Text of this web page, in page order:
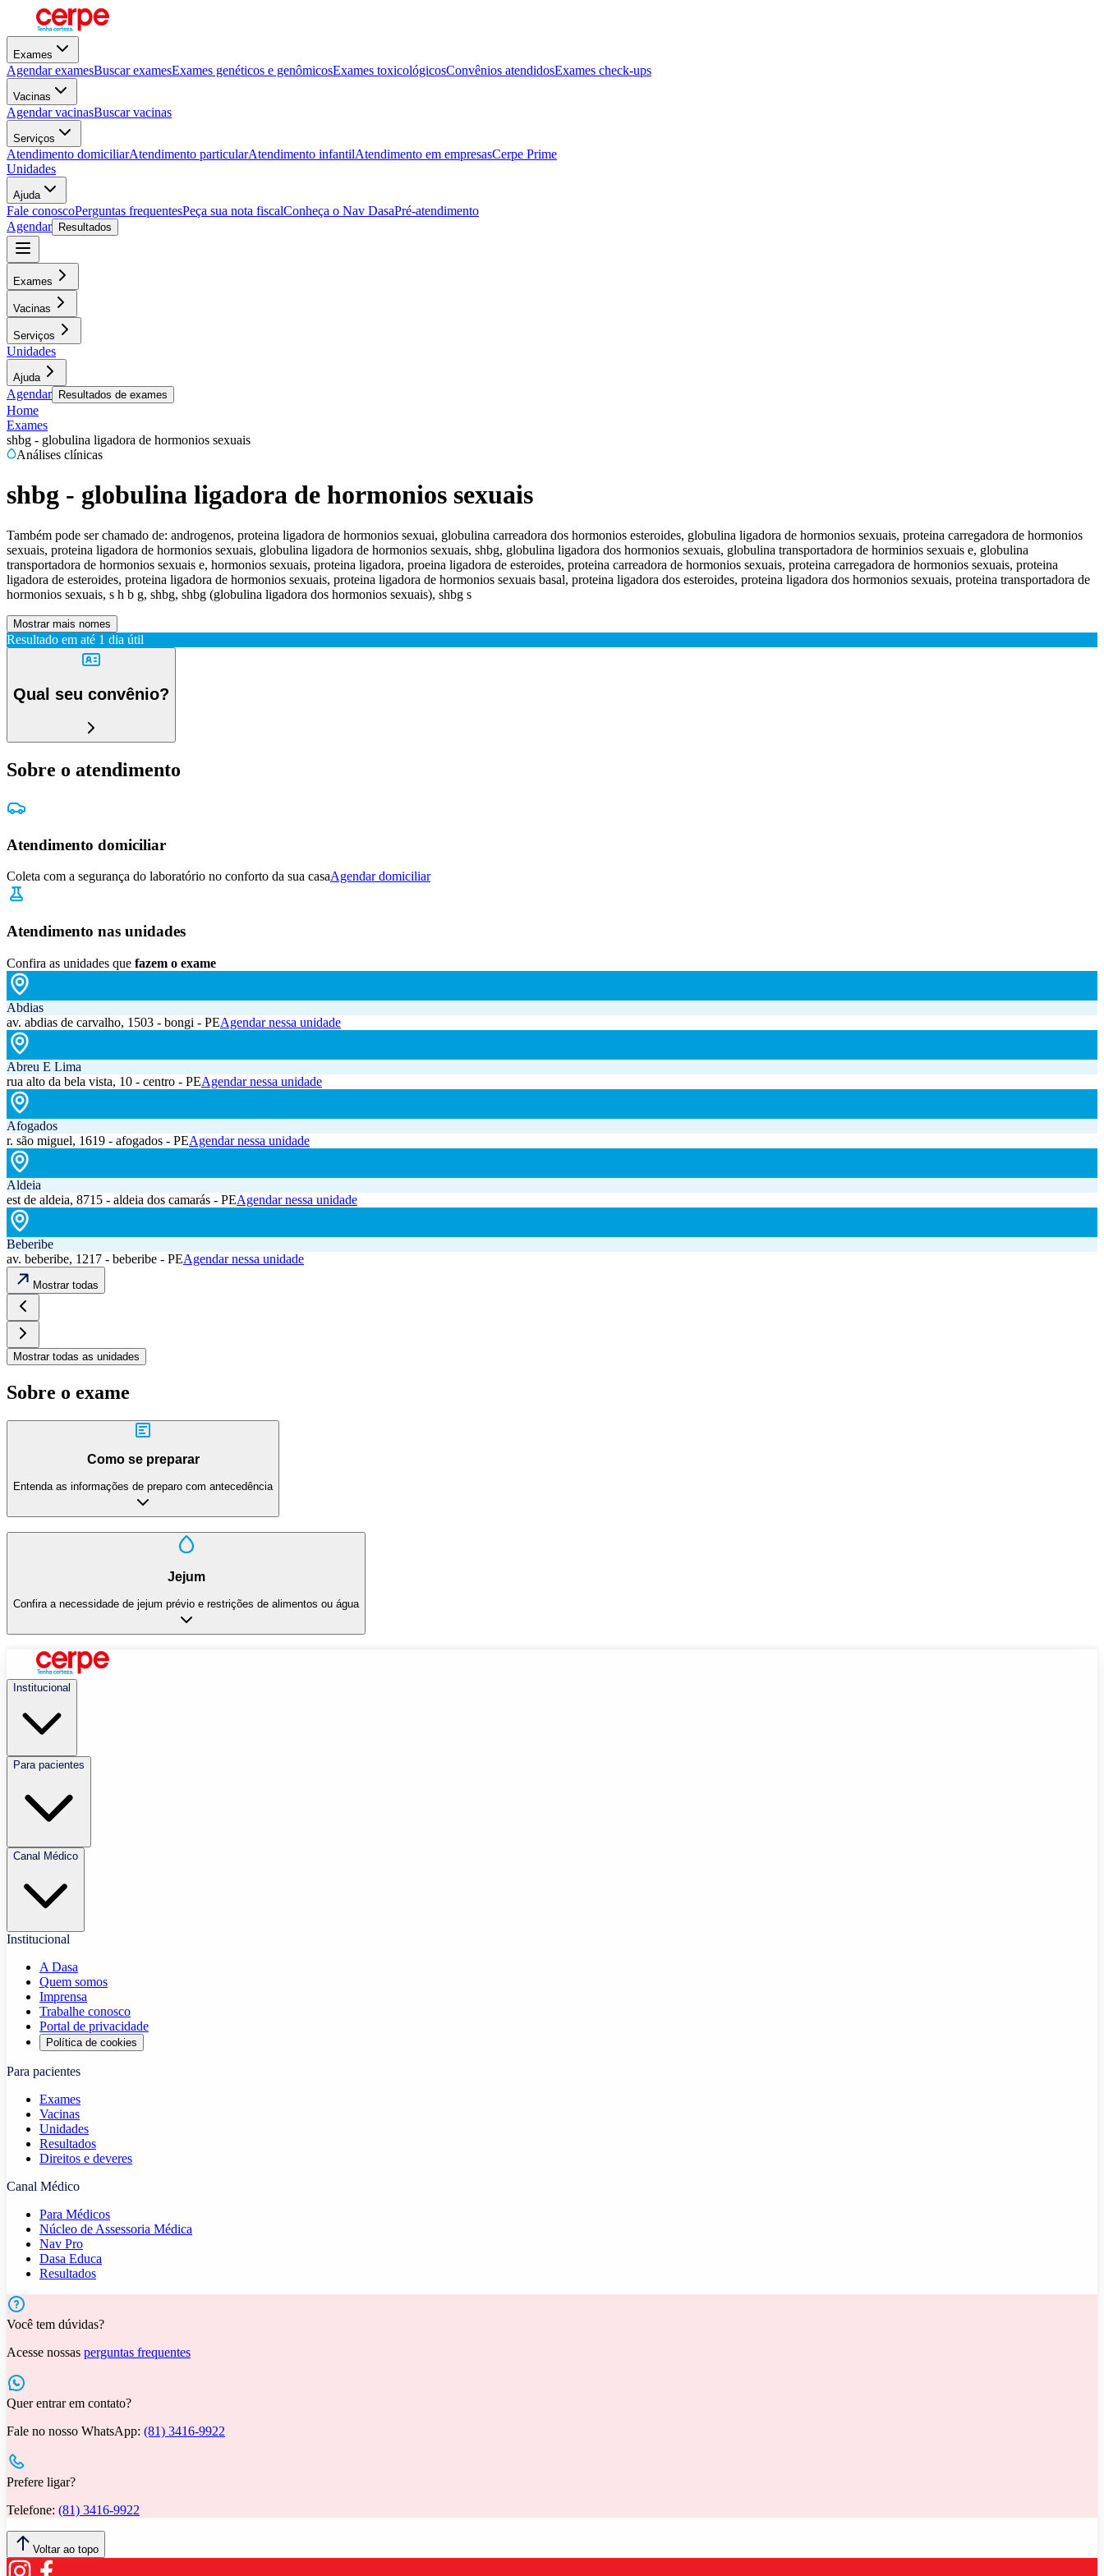
Exames
Agendar examesBuscar examesExames genéticos e genômicosExames toxicológicosConvênios atendidosExames check-ups
Vacinas
Agendar vacinasBuscar vacinas
Serviços
Atendimento domiciliarAtendimento particularAtendimento infantilAtendimento em empresasCerpe Prime
Unidades
Ajuda
Fale conoscoPerguntas frequentesPeça sua nota fiscalConheça o Nav DasaPré-atendimento
Agendar
Resultados
Exames
Vacinas
Serviços
Unidades
Ajuda
Agendar Resultados de exames
Home
Exames
shbg - globulina ligadora de hormonios sexuais
Análises clínicas
shbg - globulina ligadora de hormonios sexuais
Também pode ser chamado de: androgenos, proteina ligadora de hormonios sexuai, globulina carreadora dos hormonios esteroides, globulina ligadora de hormonios sexuais, proteina carregadora de hormonios
sexuais, proteina ligadora de hormonios sexuais, globulina ligadora de hormonios sexuais, shbg, globulina ligadora dos hormonios sexuais, globulina transportadora de horminios sexuais e, globulina
transportadora de hormonios sexuais e, hormonios sexuais, proteina ligadora, proeina ligadora de esteroides, proteina carreadora de hormonios sexuais, proteina carregadora de hormonios sexuais, proteina
ligadora de esteroides, proteina ligadora de hormonios sexuais, proteina ligadora de hormonios sexuais basal, proteina ligadora dos esteroides, proteina ligadora dos hormonios sexuais, proteina transportadora de
hormonios sexuais, s h b g, shbg, shbg (globulina ligadora dos hormonios sexuais), shbg s
Mostrar mais nomes
Resultado em até 1 dia útil
Qual seu convênio?
Sobre o atendimento
Atendimento domiciliar
Coleta com a segurança do laboratório no conforto da sua casaAgendar domiciliar
Atendimento nas unidades
Confira as unidades que fazem o exame
Abdias
av. abdias de carvalho, 1503 - bongi - PEAgendar nessa unidade
Abreu E Lima
rua alto da bela vista, 10 - centro - PEAgendar nessa unidade
Afogados
r. são miguel, 1619 - afogados - PEAgendar nessa unidade
Aldeia
est de aldeia, 8715 - aldeia dos camarás - PEAgendar nessa unidade
Beberibe
av. beberibe, 1217 - beberibe - PEAgendar nessa unidade
Mostrar todas
Mostrar todas as unidades
Sobre o exame
Como se preparar
Entenda as informações de preparo com antecedência
Jejum
Confira a necessidade de jejum prévio e restrições de alimentos ou água
Institucional
Para pacientes
Canal Médico
Institucional
A Dasa
Quem somos
Imprensa
Trabalhe conosco
Portal de privacidade
Política de cookies
Para pacientes
Exames
Vacinas
Unidades
Resultados
Direitos e deveres
Canal Médico
Para Médicos
Núcleo de Assessoria Médica
Nav Pro
Dasa Educa
Resultados
Você tem dúvidas?
Acesse nossas perguntas frequentes
Quer entrar em contato?
Fale no nosso WhatsApp: (81) 3416-9922
Prefere ligar?
Telefone: (81) 3416-9922
Voltar ao topo